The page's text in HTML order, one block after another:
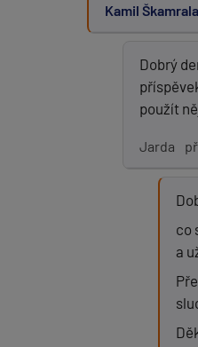
Kamil
Dobrý
použít
Jarda
co
a